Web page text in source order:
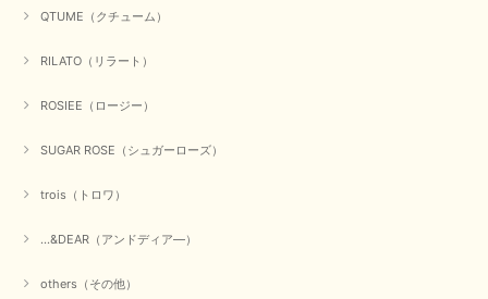
QTUME（クチューム）
RILATO（リラート）
ROSIEE（ロージー）
SUGAR ROSE（シュガーローズ）
trois（トロワ）
...&DEAR（アンドディア―）
others（その他）